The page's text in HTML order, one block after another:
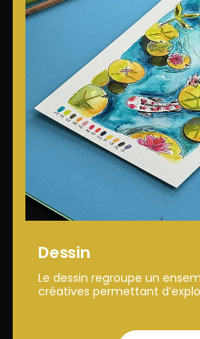
Dessin
Le dessin regroupe un
créatives permettant